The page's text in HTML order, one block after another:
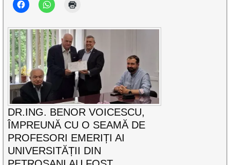
DR.ING. BENOR VOICESCU,
ÎMPREUNĂ CU O SEAMĂ DE
PROFESORI EMERIȚI AI
UNIVERSITĂȚII DIN